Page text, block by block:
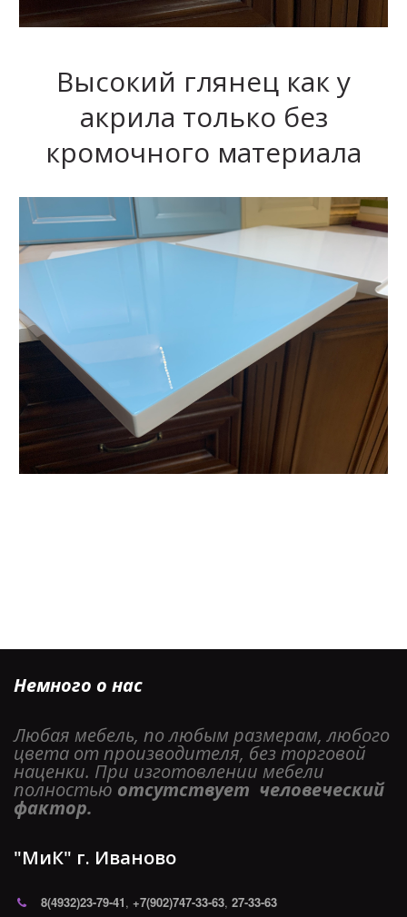
Высокий глянец как у
акрила только без
кромочного материала
Немного о нас
Любая мебель, по любым размерам, любого
цвета от производителя, без торговой
наценки. При изготовлении мебели
полностью отсутствует  человеческий
фактор.
"МиК" г. Иваново
8(4932)23-79-41, +7(902)747-33-63, 27-33-63